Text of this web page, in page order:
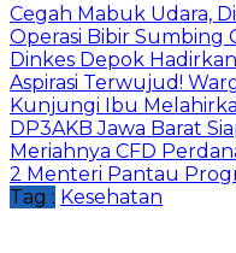
Cegah Mabuk Udara,
Operasi Bibir Sumbing
Dinkes Depok
Aspirasi Terwujud!
Kunjungi Ibu
DP3AKB Jawa Barat
Meriahnya CFD
2 Menteri Pantau
Tag : Kesehatan